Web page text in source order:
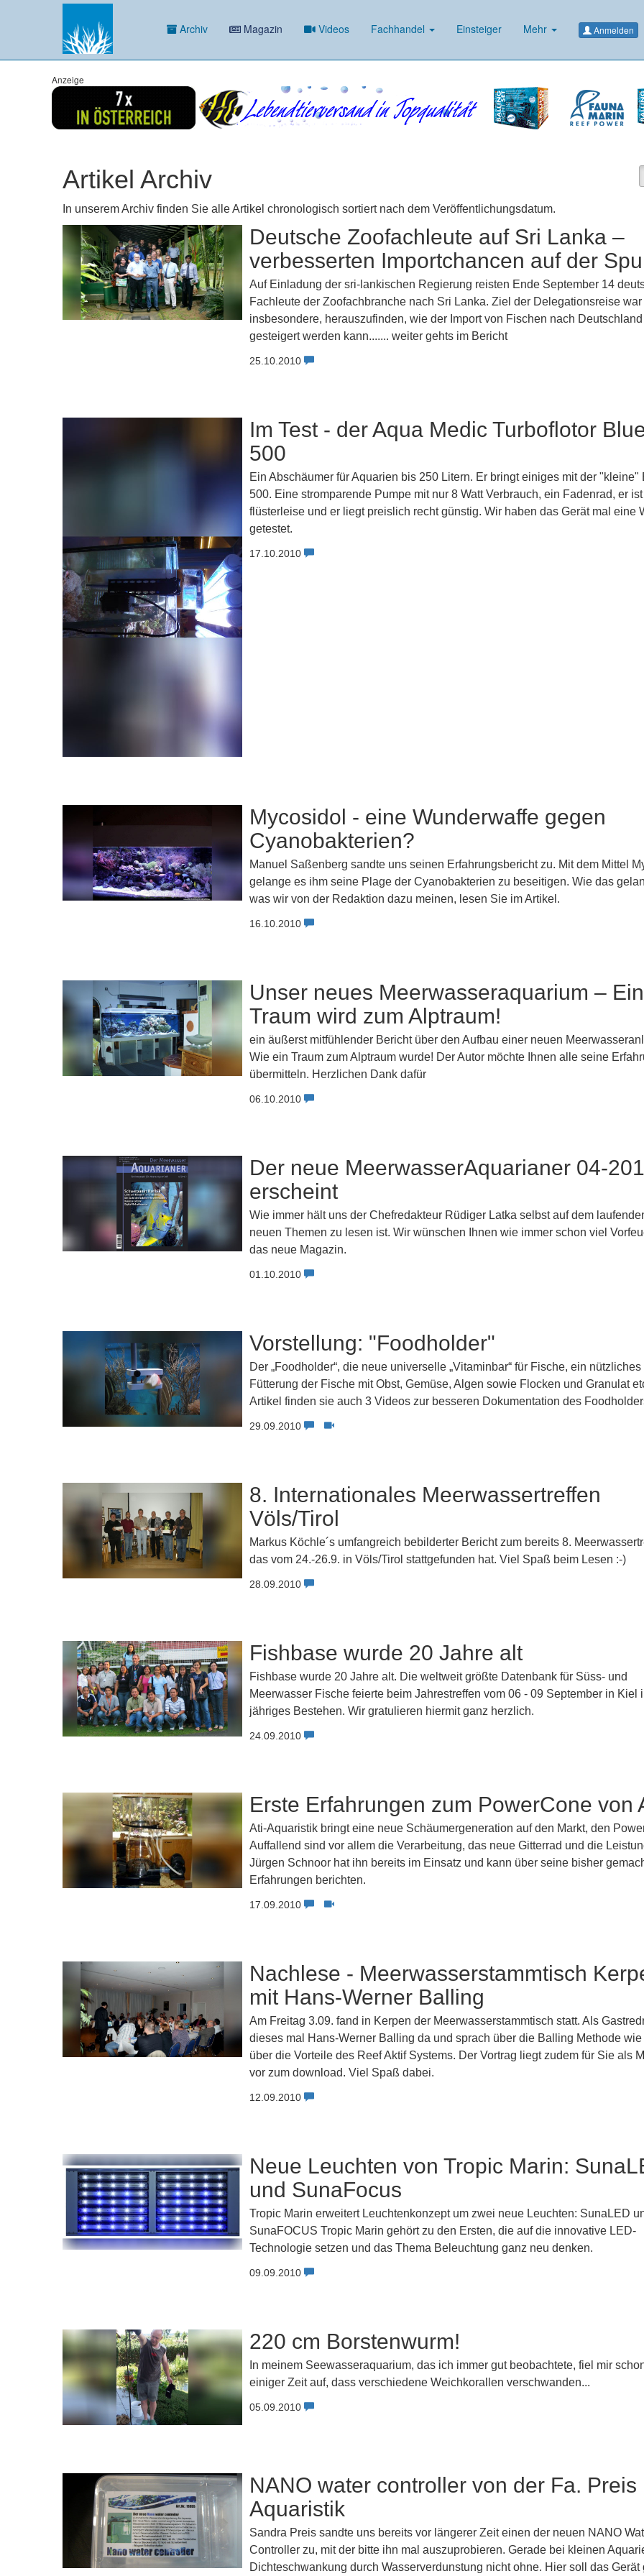
Archiv Magazin Videos Fachhandel Einsteiger Mehr Anmelden
Anzeige
Artikel Archiv
In unserem Archiv finden Sie alle Artikel chronologisch sortiert nach dem Veröffentlichungsdatum.
Deutsche Zoofachleute auf Sri Lanka –
verbesserten Importchancen auf der
Auf Einladung der sri-lankischen Regierung reisten Ende September 14
Fachleute der Zoofachbranche nach Sri Lanka. Ziel der Delegationsreise war
insbesondere, herauszufinden, wie der Import von Fischen nach Deutschland
gesteigert werden kann....... weiter gehts im Bericht
25.10.2010
Im Test - der Aqua Medic Turboflotor
500
Ein Abschäumer für Aquarien bis 250 Litern. Er bringt einiges mit der "kleine"
500. Eine stromparende Pumpe mit nur 8 Watt Verbrauch, ein Fadenrad, er ist
flüsterleise und er liegt preislich recht günstig. Wir haben das Gerät mal eine
getestet.
17.10.2010
Mycosidol - eine Wunderwaffe gegen
Cyanobakterien?
Manuel Saßenberg sandte uns seinen Erfahrungsbericht zu. Mit dem Mittel
gelange es ihm seine Plage der Cyanobakterien zu beseitigen. Wie das
was wir von der Redaktion dazu meinen, lesen Sie im Artikel.
16.10.2010
Unser neues Meerwasseraquarium – Ein
Traum wird zum Alptraum!
ein äußerst mitfühlender Bericht über den Aufbau einer neuen
Wie ein Traum zum Alptraum wurde! Der Autor möchte Ihnen alle seine
übermitteln. Herzlichen Dank dafür
06.10.2010
Der neue MeerwasserAquarianer 04-
erscheint
Wie immer hält uns der Chefredakteur Rüdiger Latka selbst auf dem
neuen Themen zu lesen ist. Wir wünschen Ihnen wie immer schon viel
das neue Magazin.
01.10.2010
Vorstellung: "Foodholder"
Der „Foodholder“, die neue universelle „Vitaminbar“ für Fische, ein nützliches
Fütterung der Fische mit Obst, Gemüse, Algen sowie Flocken und Granulat
Artikel finden sie auch 3 Videos zur besseren Dokumentation des
29.09.2010
8. Internationales Meerwassertreffen
Völs/Tirol
Markus Köchle´s umfangreich bebilderter Bericht zum bereits 8.
das vom 24.-26.9. in Völs/Tirol stattgefunden hat. Viel Spaß beim Lesen :-)
28.09.2010
Fishbase wurde 20 Jahre alt
Fishbase wurde 20 Jahre alt. Die weltweit größte Datenbank für Süss- und
Meerwasser Fische feierte beim Jahrestreffen vom 06 - 09 September in Kiel
jähriges Bestehen. Wir gratulieren hiermit ganz herzlich.
24.09.2010
Erste Erfahrungen zum PowerCone von
Ati-Aquaristik bringt eine neue Schäumergeneration auf den Markt, den
Auffallend sind vor allem die Verarbeitung, das neue Gitterrad und die
Jürgen Schnoor hat ihn bereits im Einsatz und kann über seine bisher
Erfahrungen berichten.
17.09.2010
Nachlese - Meerwasserstammtisch
mit Hans-Werner Balling
Am Freitag 3.09. fand in Kerpen der Meerwasserstammtisch statt. Als
dieses mal Hans-Werner Balling da und sprach über die Balling Methode wie
über die Vorteile des Reef Aktif Systems. Der Vortrag liegt zudem für Sie als
vor zum download. Viel Spaß dabei.
12.09.2010
Neue Leuchten von Tropic Marin:
und SunaFocus
Tropic Marin erweitert Leuchtenkonzept um zwei neue Leuchten: SunaLED
SunaFOCUS Tropic Marin gehört zu den Ersten, die auf die innovative LED-
Technologie setzen und das Thema Beleuchtung ganz neu denken.
09.09.2010
220 cm Borstenwurm!
In meinem Seewasseraquarium, das ich immer gut beobachtete, fiel mir
einiger Zeit auf, dass verschiedene Weichkorallen verschwanden...
05.09.2010
NANO water controller von der Fa. Preis
Aquaristik
Sandra Preis sandte uns bereits vor längerer Zeit einen der neuen NANO
Controller zu, mit der bitte ihn mal auszuprobieren. Gerade bei kleinen
Dichteschwankung durch Wasserverdunstung nicht ohne. Hier soll das Gerät